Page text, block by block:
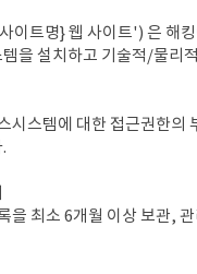
이트명} 웹 사이트') 은 해
을 설치하고 기술적/물리
시스템에 대한 접근권한
을 최소 6개월 이상 보관,